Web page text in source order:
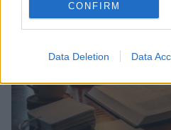
CONFIRM
Data Deletion Data